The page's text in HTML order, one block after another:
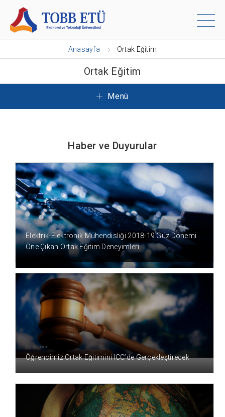
Anasayfa Ortak Eğitim
Ortak Eğitim
Menü
Haber ve Duyurular
7 YIL ÖNCE
Elektrik-Elektronik Mühendisliği 2018-19 Güz Dönemi
Öne Çıkan Ortak Eğitim Deneyimleri
7 YIL ÖNCE
Öğrencimiz Ortak Eğitimini ICC’de Gerçekleştirecek